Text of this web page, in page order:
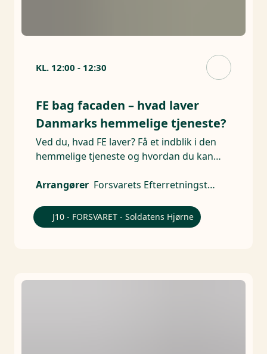
KL. 12:00 - 12:30
FE bag facaden – hvad laver
Danmarks hemmelige tjeneste?
Ved du, hvad FE laver? Få et indblik i den
hemmelige tjeneste og hvordan du kan
Arrangører
Forsvarets Efterretningstjeneste, Forsvaret
J10 - FORSVARET - Soldatens Hjørne